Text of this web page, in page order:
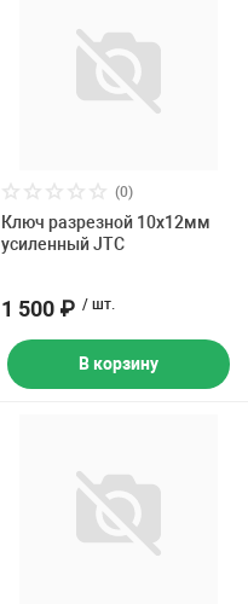
(0)
Ключ разрезной 10х12мм
усиленный JTC
1 500 ₽ / шт.
В корзину